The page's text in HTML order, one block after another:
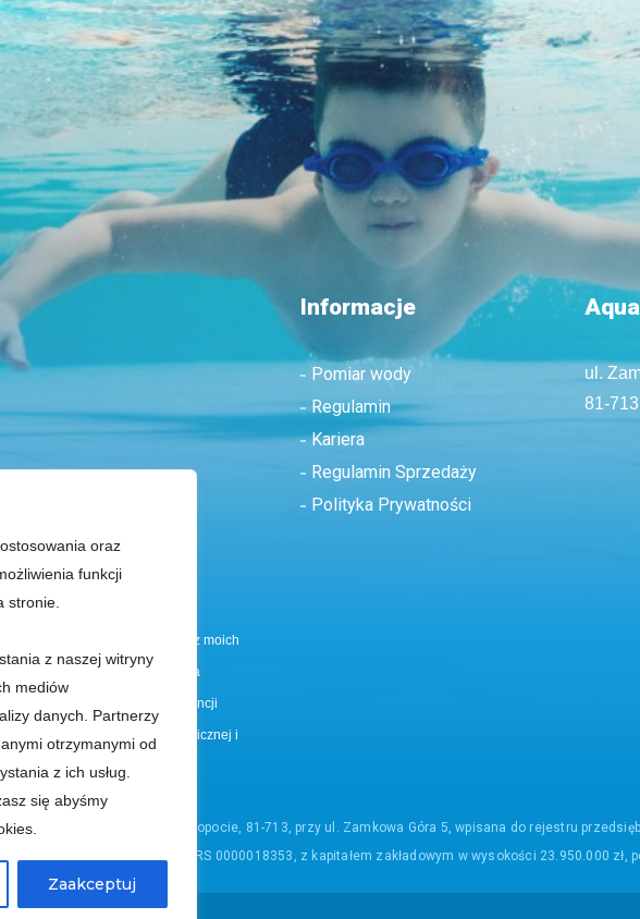
oraz
funkcji
stronie.
z naszej witryny
mediów
danych. Partnerzy
otrzymanymi od
z ich usług.
się abyśmy
Zaakceptuj
dotyczące korzystania z moich
oraz wyrażam zgodę na
potrzeb korespondencji
pośrednictwem poczty elektronicznej i
Informacje
Pomiar wody
Regulamin
Kariera
Regulamin Sprzedaży
Polityka Prywatności
ul.
81-
z siedzibą w Sopocie, 81-713, przy ul. Zamkowa Góra 5, wpisana do rejestru
Sądowego, pod numerem KRS 0000018353, z kapitałem zakładowym w wysokości 23.950.000 zł,